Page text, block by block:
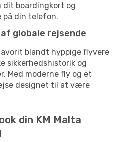
dit boardingkort og
på din telefon.
globale rejsende
blandt hyppige flyvere
sikkerhedshistorik og
Med moderne fly og et
designet til at være
din KM Malta